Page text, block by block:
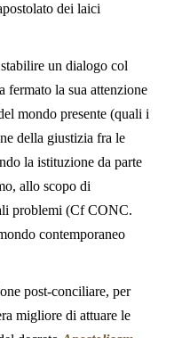
dei laici
un dialogo col
fermato la sua attenzione
mondo presente (quali i
della giustizia fra le
la istituzione da parte
allo scopo di
problemi (Cf CONC.
contemporaneo
post-conciliare, per
migliore di attuare le